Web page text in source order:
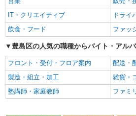
語学力を活かせる（英語以外）
高収入
ボーナス・賞与あり
昇給あ
日払い
週払い
10時～勤務OK
髪型・
ネイルOK
ピアス
駅直結・駅チカ
車通勤
バイク通勤OK
交通費
IT・クリエイティブ
ドライ
飲食・フード
ファッ
豊島区の人気の職種からバイト・アル
フロント・受付・フロア案内
配送・
製造・組立・加工
雑貨・
塾講師・家庭教師
ファミ